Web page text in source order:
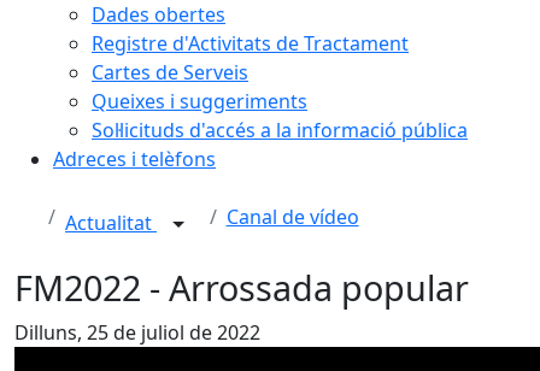
Dades obertes
Registre d'Activitats de Tractament
Cartes de Serveis
Queixes i suggeriments
Sol·licituds d'accés a la informació pública
Adreces i telèfons
Actualitat Canal de vídeo
FM2022 - Arrossada popular
Dilluns, 25 de juliol de 2022